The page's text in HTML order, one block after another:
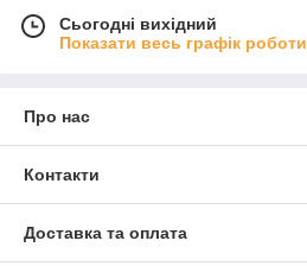
Сьогодні вихідний
Показати весь графік роботи
Про нас
Контакти
Доставка та оплата